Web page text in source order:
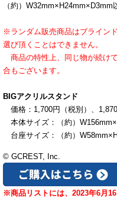
（約）W32mm×H24mm×D3mm
※ランダム販売商品はブライン
選び頂くことはできません。
商品の特性上、同じ物が続け
合もございます。
BIGアクリルスタンド
価格：1,700円（税別）、1,870
本体サイズ：（約）
台座サイズ：（約）
© GCREST, Inc.
※商品リストには、2023年6月